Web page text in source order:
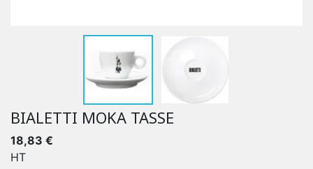
BIALETTI MOKA TASSE
18,83 €
HT